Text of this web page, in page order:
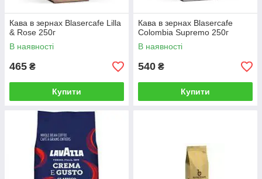
Кава в зернах Blasercafe Lilla
& Rose 250г
В наявності
465 ₴
Купити
Кава в зернах Blasercafe
Colombia Supremo 250г
В наявності
540 ₴
Купити